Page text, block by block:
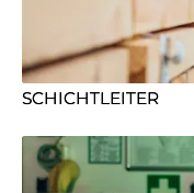
SCHICHTLEITER